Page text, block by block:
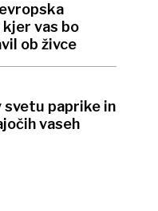
vas bo
ob živce
svetu paprike in
vaseh